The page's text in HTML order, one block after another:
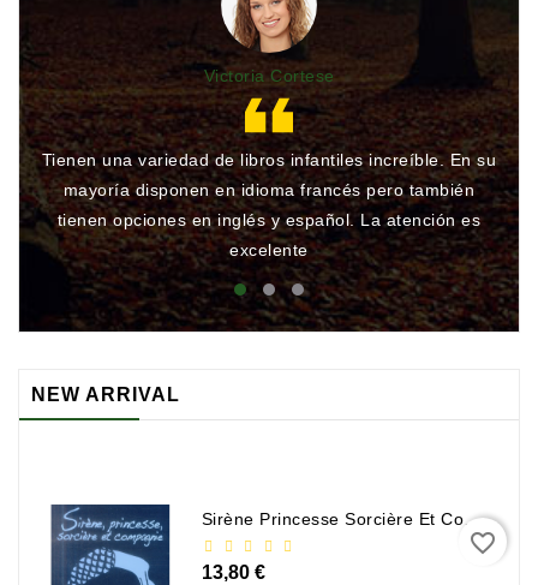
Victoria Cortese
Tienen una variedad de libros infantiles increíble. En su
mayoría disponen en idioma francés pero también
tienen opciones en inglés y español. La atención es
excelente
NEW ARRIVAL
Sirène Princesse Sorcière Et Compagnie
13,80 €
favorite_border